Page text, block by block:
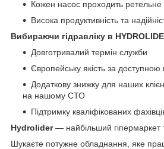
Кожен насос проходить ретельне
Висока продуктивність та
Вибираючи гідравліку в
Довготривалий термін служби
Європейську якість за доступною
Додаткову знижку для наших
на нашому СТО
Підтримку кваліфікованих
Hydrolider— найбільший гіпермаркет
Шукаєте потужне обладнання, яке